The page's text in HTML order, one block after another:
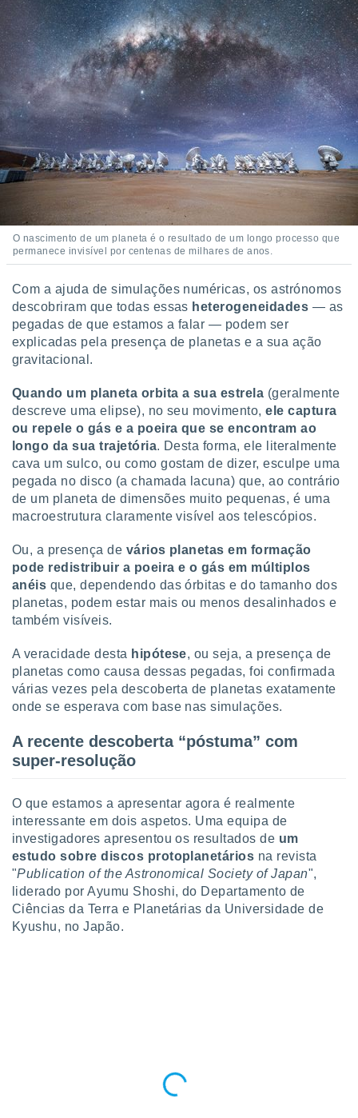
através
estudos
1199
O nascimento de um planeta é o resultado de um longo processo que
permanece invisível por centenas de milhares de anos.
Com a ajuda de simulações numéricas, os astrónomos
descobriram que todas essas heterogeneidades — as
pegadas de que estamos a falar — podem ser
explicadas pela presença de planetas e a sua ação
gravitacional.
Quando um planeta orbita a sua estrela (geralmente
descreve uma elipse), no seu movimento, ele captura
ou repele o gás e a poeira que se encontram ao
longo da sua trajetória. Desta forma, ele literalmente
cava um sulco, ou como gostam de dizer, esculpe uma
pegada no disco (a chamada lacuna) que, ao contrário
de um planeta de dimensões muito pequenas, é uma
macroestrutura claramente visível aos telescópios.
Ou, a presença de vários planetas em formação
pode redistribuir a poeira e o gás em múltiplos
anéis que, dependendo das órbitas e do tamanho dos
planetas, podem estar mais ou menos desalinhados e
também visíveis.
A veracidade desta hipótese, ou seja, a presença de
planetas como causa dessas pegadas, foi confirmada
várias vezes pela descoberta de planetas exatamente
onde se esperava com base nas simulações.
A recente descoberta “póstuma” com
super-resolução
O que estamos a apresentar agora é realmente
interessante em dois aspetos. Uma equipa de
investigadores apresentou os resultados de um
estudo sobre discos protoplanetários na revista
"Publication of the Astronomical Society of Japan",
liderado por Ayumu Shoshi, do Departamento de
Ciências da Terra e Planetárias da Universidade de
Kyushu, no Japão.